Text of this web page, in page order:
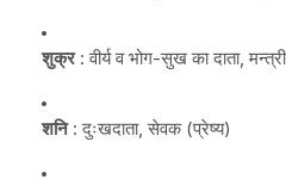
शुक्र: वीर्य व भोग-सुख का दाता, मन्त्री
शनि: दुःखदाता, सेवक (प्रेष्य)